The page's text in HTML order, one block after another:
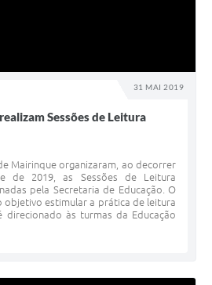
31 MAI 2019
Sessões de Leitura
Mairinque organizaram, ao decorrer
de 2019, as Sessões de Leitura
pela Secretaria de Educação. O
objetivo estimular a prática de leitura
direcionado às turmas da Educação